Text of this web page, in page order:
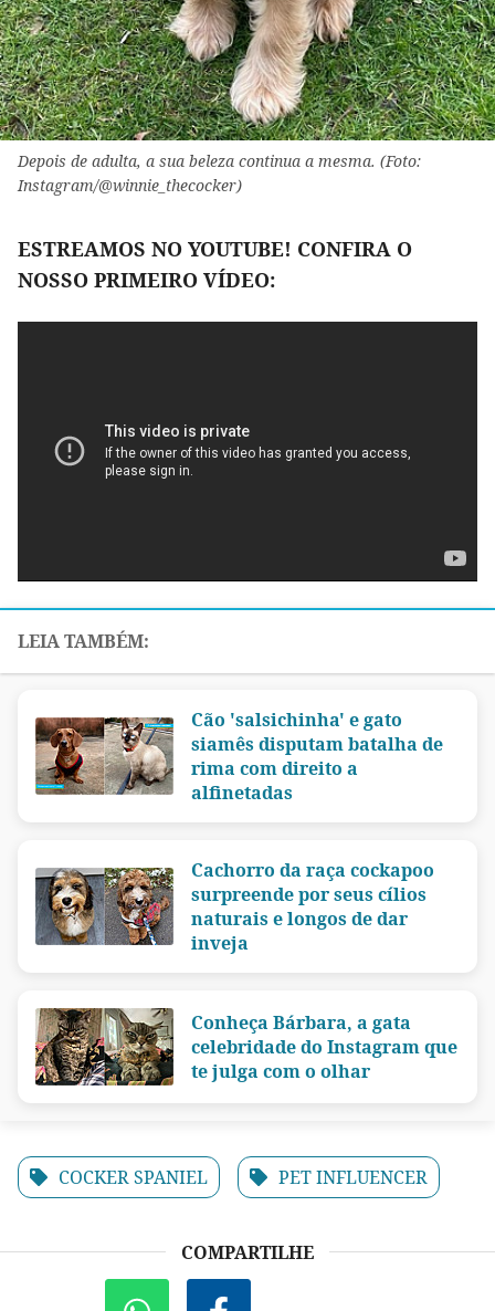
Depois de adulta, a sua beleza continua a mesma. (Foto:
Instagram/@winnie_thecocker)
ESTREAMOS NO YOUTUBE! CONFIRA O
NOSSO PRIMEIRO VÍDEO:
Cão 'salsichinha' e gato
siamês disputam batalha de
rima com direito a
alfinetadas
Cachorro da raça cockapoo
surpreende por seus cílios
naturais e longos de dar
inveja
Conheça Bárbara, a gata
celebridade do Instagram que
te julga com o olhar
COCKER SPANIEL PET INFLUENCER
COMPARTILHE